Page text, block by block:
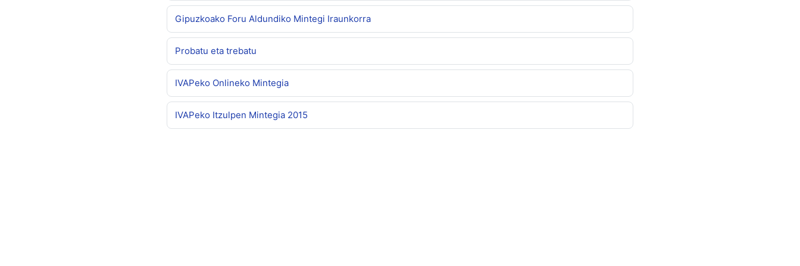
Gipuzkoako Foru Aldundiko Mintegi Iraunkorra
Probatu eta trebatu
IVAPeko Onlineko Mintegia
IVAPeko Itzulpen Mintegia 2015